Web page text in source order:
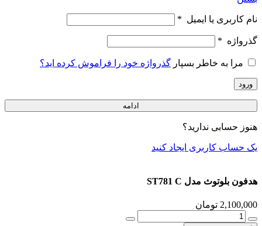
نام کاربری یا ایمیل *
گذرواژه *
مرا به خاطر بسپار گذرواژه خود را فراموش کرده اید؟
ورود
ادامه
هنوز حسابی ندارید؟
یک حساب کاربری ایجاد کنید
هدفون بلوتوث مدل ST781 C
2,100,000 تومان
هدفون